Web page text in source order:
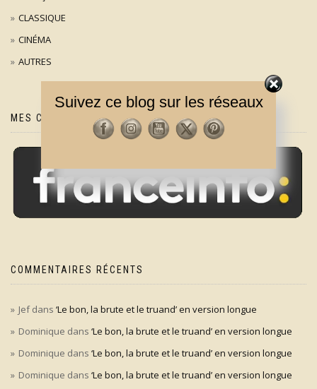
CLASSIQUE
CINÉMA
AUTRES
MES CHRONIQUES SUR
COMMENTAIRES RÉCENTS
Jefdans ‘Le bon, la brute et le truand’ en version longue
Dominique dans ‘Le bon, la brute et le truand’ en version longue
Dominique dans ‘Le bon, la brute et le truand’ en version longue
Dominique dans ‘Le bon, la brute et le truand’ en version longue
Suivez ce blog sur les réseaux